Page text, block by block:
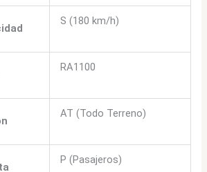
S (180 km/h)
RA1100
AT (Todo Terreno)
P (Pasajeros)